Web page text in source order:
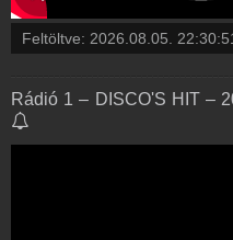
Feltöltve: 2026.08.05.
Rádió 1 – DISCO'S HIT –